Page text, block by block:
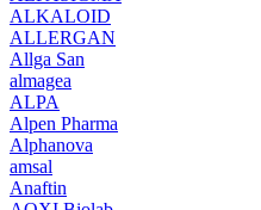
ALKALOID
ALLERGAN
Allga San
almagea
ALPA
Alpen Pharma
Alphanova
amsal
Anaftin